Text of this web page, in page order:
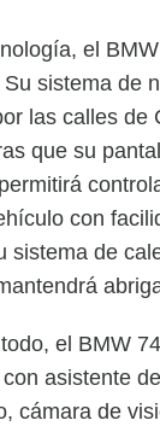
el
sistema de
las calles de
que su
con
sistema de
el BMW
asistente de
cámara de